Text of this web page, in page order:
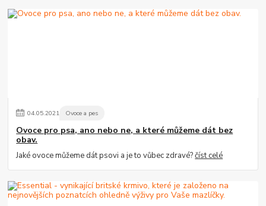
04.05.2021 Ovoce a pes
Ovoce pro psa, ano nebo ne, a které můžeme dát bez
obav.
Jaké ovoce můžeme dát psovi a je to vůbec zdravé?číst celé